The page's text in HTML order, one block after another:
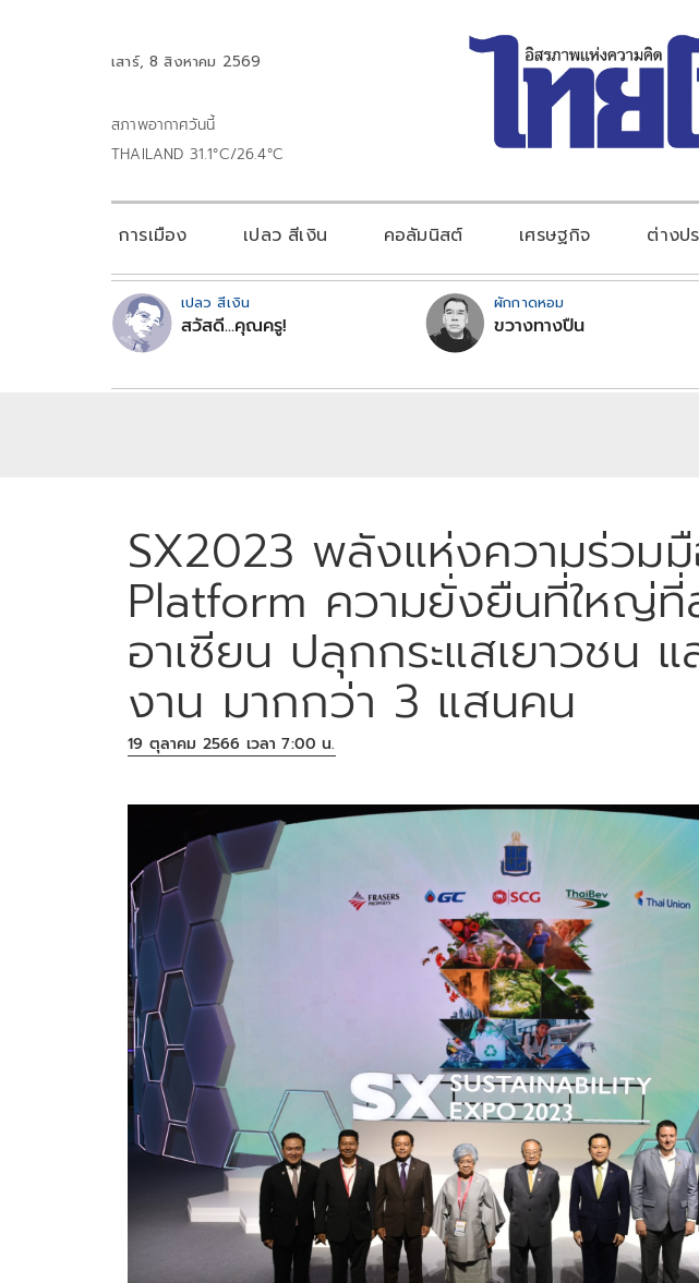
เสาร์, 8 สิงหาคม 2569
สภาพอากาศวันนี้
THAILAND 31.1°C/26.4°C
การเมือง เปลว สีเงิน คอลัมนิสต์ เศรษฐกิจ ต่างป
เปลว สีเงิน
สวัสดี...คุณครู!
ผักกาดหอม
ขวางทางปืน
SX2023 พลังแห่งความร่วม
Platform ความยั่งยืนที่ใหญ่ที่
อาเซียน ปลุกกระแสเยาวชน แ
งาน มากกว่า 3 แสนคน
19 ตุลาคม 2566 เวลา 7:00 น.